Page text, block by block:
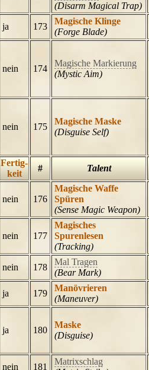
(Disarm Magical Trap)
ja 173
Magische Klinge
(Forge Blade)
nein 174
Magische Markierung
(Mystic Aim)
nein 175
Magische Maske
(Disguise Self)
Fertig-
keit
# Talent
nein 176
Magische Waffe
Spüren
(Sense Magic Weapon)
nein 177
Magisches
Spurenlesen
(Tracking)
nein 178
Mal Tragen
(Bear Mark)
ja 179
Manövrieren
(Maneuver)
ja 180
Maske
(Disguise)
nein 181
Matrixschlag